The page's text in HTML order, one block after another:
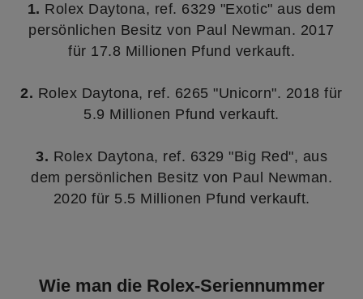
1. Rolex Daytona, ref. 6329 "Exotic" aus dem
persönlichen Besitz von Paul Newman. 2017
für 17.8 Millionen Pfund verkauft.
2. Rolex Daytona, ref. 6265 "Unicorn". 2018 für
5.9 Millionen Pfund verkauft.
3. Rolex Daytona, ref. 6329 "Big Red", aus
dem persönlichen Besitz von Paul Newman.
2020 für 5.5 Millionen Pfund verkauft.
Wie man die Rolex-Seriennummer